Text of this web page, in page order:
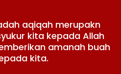
aqiqah merupakn
kita kepada Allah
amanah buah
kita.